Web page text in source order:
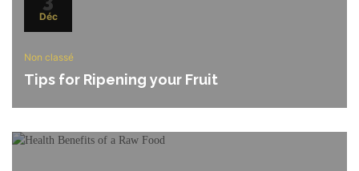
Déc
Non classé
Tips for Ripening your Fruit